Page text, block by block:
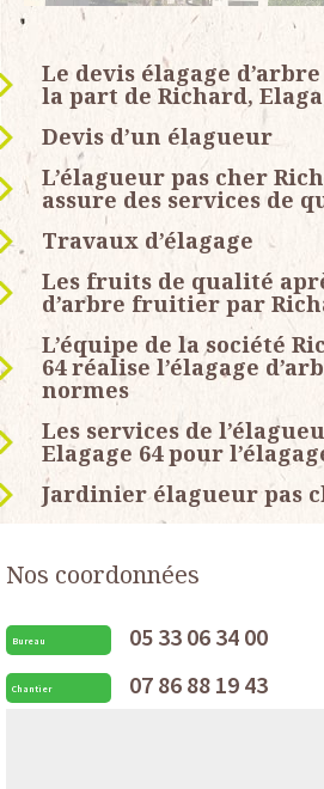
Le devis élagage
la part de Richard,
Devis d’un élagueur
L’élagueur pas cher
assure des services de
Travaux d’élagage
Les fruits de qualité
d’arbre fruitier par
L’équipe de la société
64 réalise l’élagage
normes
Les services de
Elagage 64 pour
Jardinier élagueur pas
Nos coordonnées
Bureau 05 33 06 34 00
Chantier 07 86 88 19 43